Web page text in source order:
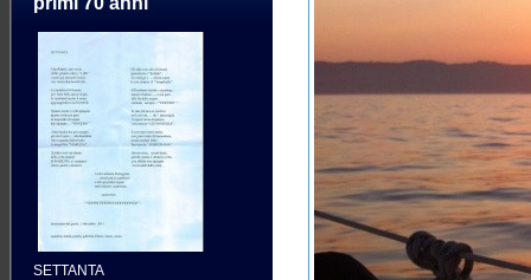
SETTANTA